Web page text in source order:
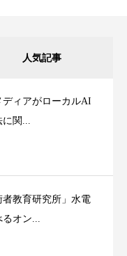
人気記事
ディアがローカルAI
に関...
者教育研究所」水電
るオン...